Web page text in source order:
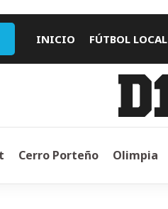
INICIO FÚTBOL LOCAL
Cerro Porteño Olimpia